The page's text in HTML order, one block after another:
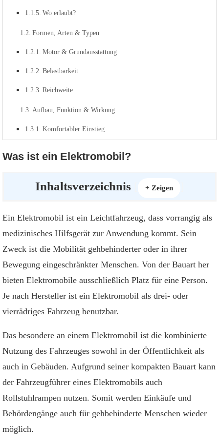
Wo erlaubt?
Formen, Arten & Typen
Motor & Grundausstattung
Belastbarkeit
Reichweite
Aufbau, Funktion & Wirkung
Komfortabler Einstieg
Medizinischer Nutzen
Ausstattung & Sicherheit
Zuverlässigkeit
Führerschein erforderlich?
Was ist ein Elektromobil?
Inhaltsverzeichnis + Zeigen
Ein Elektromobil ist ein Leichtfahrzeug, dass vorrangig als
medizinisches Hilfsgerät zur Anwendung kommt. Sein
Zweck ist die Mobilität gehbehinderter oder in ihrer
Bewegung eingeschränkter Menschen. Von der Bauart her
bieten Elektromobile ausschließlich Platz für eine Person.
Je nach Hersteller ist ein Elektromobil als drei- oder
vierrädriges Fahrzeug benutzbar.
Das besondere an einem Elektromobil ist die kombinierte
Nutzung des Fahrzeuges sowohl in der Öffentlichkeit als
auch in Gebäuden. Aufgrund seiner kompakten Bauart kann
der Fahrzeugführer eines Elektromobils auch
Rollstuhlrampen nutzen. Somit werden Einkäufe und
Behördengänge auch für gehbehinderte Menschen wieder
möglich.